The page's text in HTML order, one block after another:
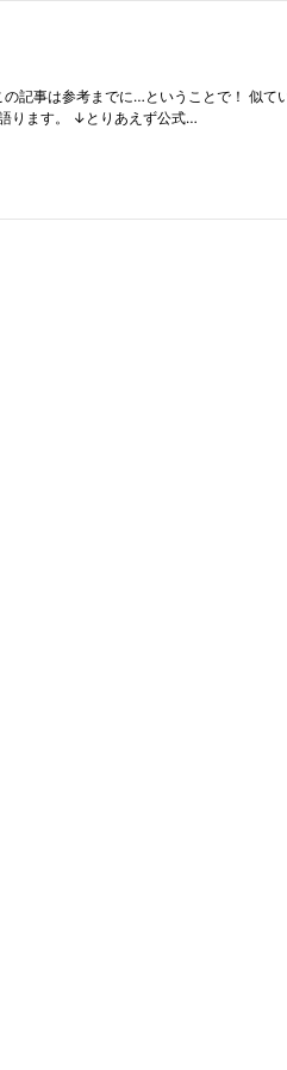
事は参考までに…ということで！ 似
ります。 ↓とりあえず公式…